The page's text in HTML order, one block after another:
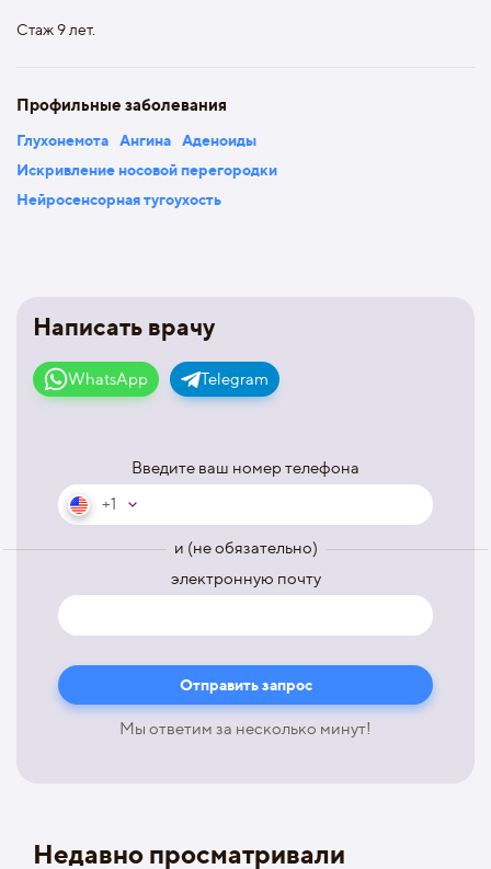
Написать врачу
WhatsApp Telegram
Введите ваш номер телефона
+1
и (не обязательно)
электронную почту
Мы ответим за несколько минут!
Стаж 9 лет.
Профильные заболевания
Глухонемота Ангина Аденоиды
Искривление носовой перегородки
Нейросенсорная тугоухость
Недавно просматривали